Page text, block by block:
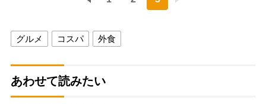
グルメ コスパ 外食
あわせて読みたい